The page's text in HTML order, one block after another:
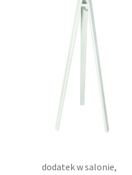
dodatek w salonie,